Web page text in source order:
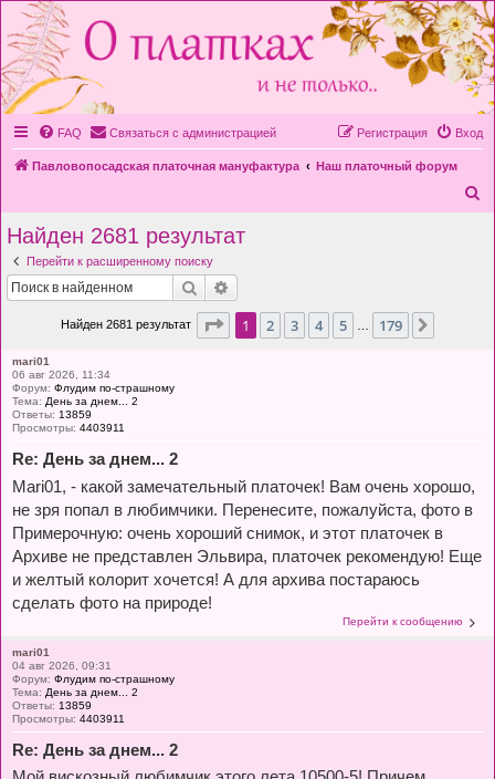
FAQ Связаться с администрацией Вход
Регистрация
Павловопосадская платочная мануфактура
Наш платочный форум
Найден 2681 результат
Перейти к расширенному поиску
Поиск
Найден 2681 результат Страница из 179
1 2 3 4 5 179
mari01
06 авг 2026, 11:34
Форум: Флудим по-страшному
Тема: День за днем... 2
Ответы: 13859
Просмотры: 4403911
Re: День за днем... 2
Mari01, - какой замечательный платочек! Вам очень хорошо,
не зря попал в любимчики. Перенесите, пожалуйста, фото в
Примерочную: очень хороший снимок, и этот платочек в
Архиве не представлен Эльвира, платочек рекомендую! Еще
и желтый колорит хочется! А для архива постараюсь
сделать фото на природе!
Перейти к сообщению
mari01
04 авг 2026, 09:31
Форум: Флудим по-страшному
Тема: День за днем... 2
Ответы: 13859
Просмотры: 4403911
Re: День за днем... 2